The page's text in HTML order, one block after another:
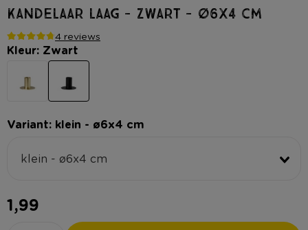
Kandelaar laag - zwart - ø6x4 cm
4 reviews
Kleur: Zwart
Variant: klein - ø6x4 cm
klein - ø6x4 cm
1,99